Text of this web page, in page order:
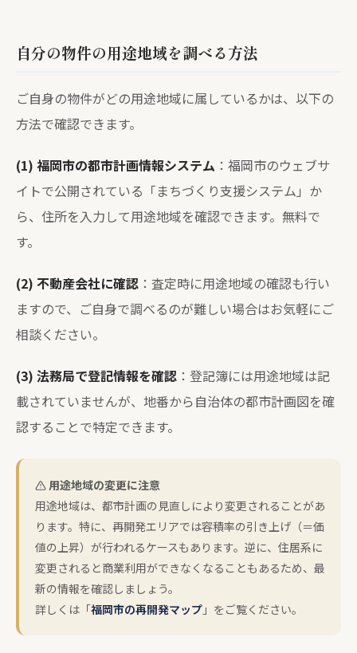
自分の物件の用途地域を調べる方法
ご自身の物件がどの用途地域に属しているかは、以下の
方法で確認できます。
(1) 福岡市の都市計画情報システム ：福岡市のウェブサ
イトで公開されている「まちづくり支援システム」か
ら、住所を入力して用途地域を確認できます。無料で
す。
(2) 不動産会社に確認 ：査定時に用途地域の確認も行い
ますので、ご自身で調べるのが難しい場合はお気軽にご
相談ください。
(3) 法務局で登記情報を確認 ：登記簿には用途地域は記
載されていませんが、地番から自治体の都市計画図を確
認することで特定できます。
用途地域の変更に注意
用途地域は、都市計画の見直しにより変更されることがあ
ります。特に、再開発エリアでは容積率の引き上げ（＝価
値の上昇）が行われるケースもあります。逆に、住居系に
変更されると商業利用ができなくなることもあるため、最
新の情報を確認しましょう。
詳しくは「福岡市の再開発マップ 」をご覧ください。